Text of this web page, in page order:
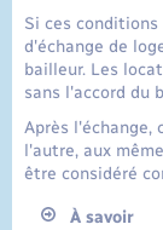
Si ces
d'échange de
bailleur. Les
sans l'accord du
Après l'échange,
l'autre, aux
être considéré
À savoir